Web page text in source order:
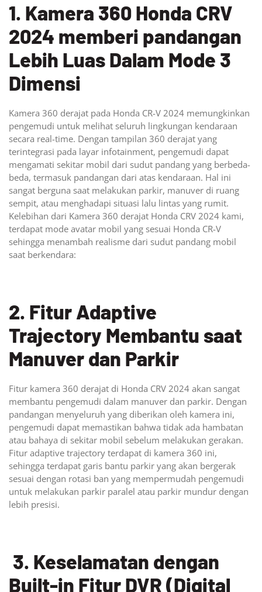
1. Kamera 360 Honda CRV
2024 memberi pandangan
Lebih Luas Dalam Mode 3
Dimensi
Kamera 360 derajat pada Honda CR-V 2024 memungkinkan
pengemudi untuk melihat seluruh lingkungan kendaraan
secara real-time. Dengan tampilan 360 derajat yang
terintegrasi pada layar infotainment, pengemudi dapat
mengamati sekitar mobil dari sudut pandang yang berbeda-
beda, termasuk pandangan dari atas kendaraan. Hal ini
sangat berguna saat melakukan parkir, manuver di ruang
sempit, atau menghadapi situasi lalu lintas yang rumit.
Kelebihan dari Kamera 360 derajat Honda CRV 2024 kami,
terdapat mode avatar mobil yang sesuai Honda CR-V
sehingga menambah realisme dari sudut pandang mobil
saat berkendara:
2. Fitur Adaptive
Trajectory Membantu saat
Manuver dan Parkir
Fitur kamera 360 derajat di Honda CRV 2024 akan sangat
membantu pengemudi dalam manuver dan parkir. Dengan
pandangan menyeluruh yang diberikan oleh kamera ini,
pengemudi dapat memastikan bahwa tidak ada hambatan
atau bahaya di sekitar mobil sebelum melakukan gerakan.
Fitur adaptive trajectory terdapat di kamera 360 ini,
sehingga terdapat garis bantu parkir yang akan bergerak
sesuai dengan rotasi ban yang mempermudah pengemudi
untuk melakukan parkir paralel atau parkir mundur dengan
lebih presisi.
3. Keselamatan dengan
Built-in Fitur DVR (Digital